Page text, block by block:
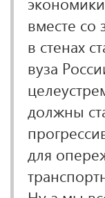
вместе
в стенах
вуза
должны
для